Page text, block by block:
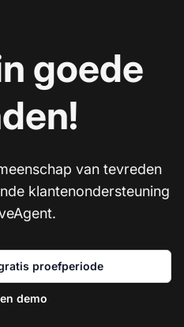
goede
van tevreden
klantenondersteuning
proefperiode
demo